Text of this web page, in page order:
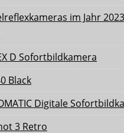
im Jahr
D Sofortbildkamera
Black
Digitale
3 Retro